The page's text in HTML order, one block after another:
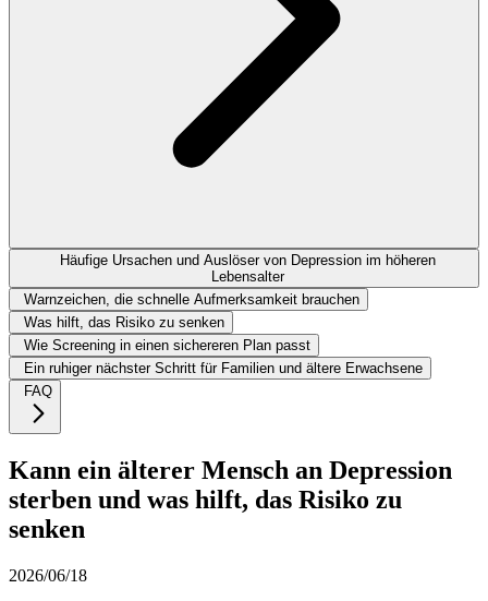
Häufige Ursachen und Auslöser von Depression im höheren
Lebensalter
Warnzeichen, die schnelle Aufmerksamkeit brauchen
Was hilft, das Risiko zu senken
Wie Screening in einen sichereren Plan passt
Ein ruhiger nächster Schritt für Familien und ältere Erwachsene
FAQ
Kann ein älterer Mensch an Depression
sterben und was hilft, das Risiko zu
senken
2026/06/18